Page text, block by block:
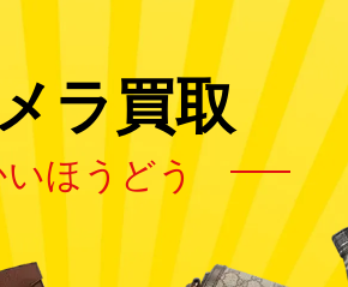
ラ買取
ほうどう